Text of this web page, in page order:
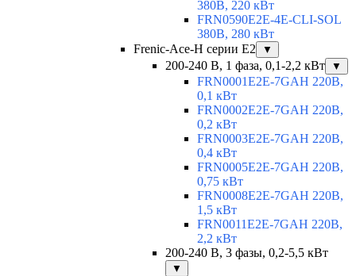
380В, 220 кВт
FRN0590E2E-4E-CLI-SOL
380В, 280 кВт
Frenic-Ace-H серии E2
▼
200-240 В, 1 фаза, 0,1-2,2 кВт ▼
FRN0001E2E-7GAH 220В,
0,1 кВт
FRN0002E2E-7GAH 220В,
0,2 кВт
FRN0003E2E-7GAH 220В,
0,4 кВт
FRN0005E2E-7GAH 220В,
0,75 кВт
FRN0008E2E-7GAH 220В,
1,5 кВт
FRN0011E2E-7GAH 220В,
2,2 кВт
200-240 В, 3 фазы, 0,2-5,5 кВт
▼